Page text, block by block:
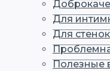
Для
Для
Полезные